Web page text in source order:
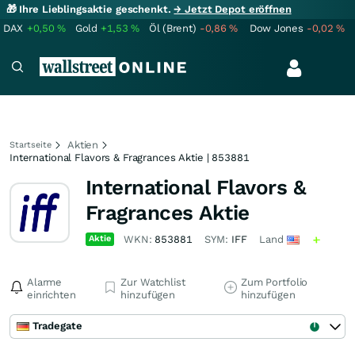
🎁 Ihre Lieblingsaktie geschenkt.→ Jetzt Depot eröffnen
DAX +0,50% Gold +1,53% Öl (Brent) -0,86% Dow Jones -0,02%
Startseite
Aktien
International Flavors & Fragrances Aktie | 853881
International Flavors &
Fragrances Aktie
Aktie WKN: 853881 SYM: IFF Land
Alarme
einrichten
Zur Watchlist
hinzufügen
Zum Portfolio
hinzufügen
Tradegate